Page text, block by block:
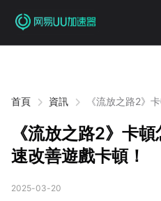
首頁 資訊
《流放之路2》
《流放之路2》卡
速改善遊戲卡頓！
2025-03-20